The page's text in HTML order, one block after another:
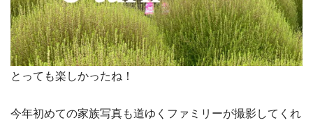
とっても楽しかったね！
今年初めての家族写真も道ゆくファミリーが撮影してくれ